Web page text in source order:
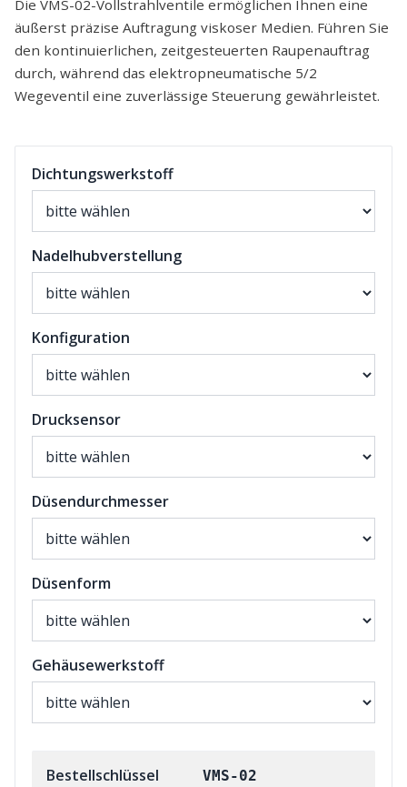
Die VMS-02-Vollstrahlventile ermöglichen Ihnen eine
äußerst präzise Auftragung viskoser Medien. Führen Sie
den kontinuierlichen, zeitgesteuerten Raupenauftrag
durch, während das elektropneumatische 5/2
Wegeventil eine zuverlässige Steuerung gewährleistet.
Dichtungswerkstoff
Nadelhubverstellung
Konfiguration
Drucksensor
Düsendurchmesser
Düsenform
Gehäusewerkstoff
Bestellschlüssel VMS-02